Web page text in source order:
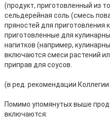
(продукт, приготовленный из
сельдерейная соль (смесь
пряностей для приготовления
приготовленные для
напитков (например,
включаются смеси растений
приправ для соусов.
(в ред. рекомендации
Помимо упомянутых выше
включаются: